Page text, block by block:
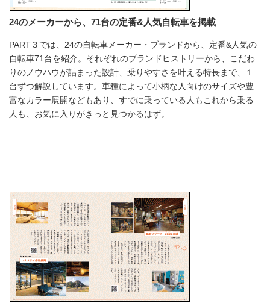
24のメーカーから、71台の定番&人気自転車を掲載
PART３では、24の自転車メーカー・ブランドから、定番&人気の
自転車71台を紹介。それぞれのブランドヒストリーから、こだわ
りのノウハウが詰まった設計、乗りやすさを叶える特長まで、１
台ずつ解説しています。車種によって小柄な人向けのサイズや豊
富なカラー展開などもあり、すでに乗っている人もこれから乗る
人も、お気に入りがきっと見つかるはず。